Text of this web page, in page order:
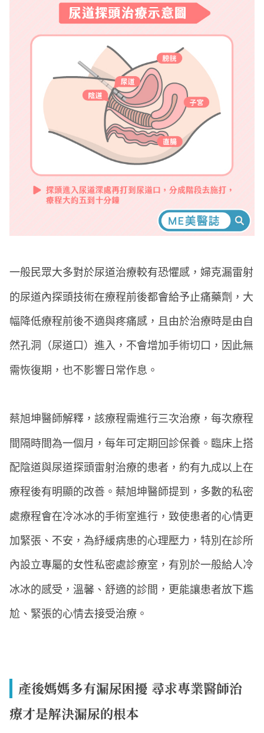
一般民眾大多對於尿道治療較有恐懼感，婦克漏雷射
的尿道內探頭技術在療程前後都會給予止痛藥劑，大
幅降低療程前後不適與疼痛感，且由於治療時是由自
然孔洞（尿道口）進入，不會增加手術切口，因此無
需恢復期，也不影響日常作息。
蔡旭坤醫師解釋，該療程需進行三次治療，每次療程
間隔時間為一個月，每年可定期回診保養。臨床上搭
配陰道與尿道探頭雷射治療的患者，約有九成以上在
療程後有明顯的改善。蔡旭坤醫師提到，多數的私密
處療程會在冷冰冰的手術室進行，致使患者的心情更
加緊張、不安，為紓緩病患的心理壓力，特別在診所
內設立專屬的女性私密處診療室，有別於一般給人冷
冰冰的感受，溫馨、舒適的診間，更能讓患者放下尷
尬、緊張的心情去接受治療。
產後媽媽多有漏尿困擾 尋求專業醫師治
療才是解決漏尿的根本